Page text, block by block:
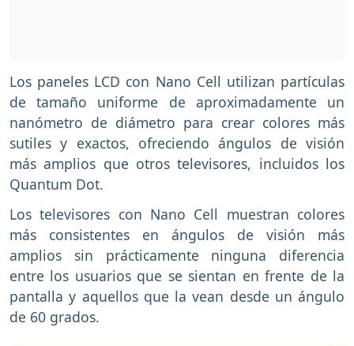
Los paneles LCD con Nano Cell utilizan partículas
de tamaño uniforme de aproximadamente un
nanómetro de diámetro para crear colores más
sutiles y exactos, ofreciendo ángulos de visión
más amplios que otros televisores, incluidos los
Quantum Dot.
Los televisores con Nano Cell muestran colores
más consistentes en ángulos de visión más
amplios sin prácticamente ninguna diferencia
entre los usuarios que se sientan en frente de la
pantalla y aquellos que la vean desde un ángulo
de 60 grados.